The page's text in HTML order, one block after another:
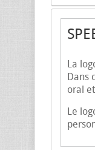
La
Dans
oral
Le